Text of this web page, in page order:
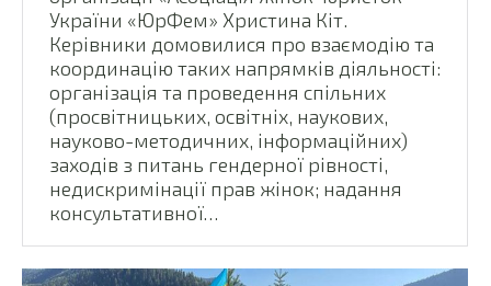
України «ЮрФем» Христина Кіт.
Керівники домовилися про взаємодію та
координацію таких напрямків діяльності:
організація та проведення спільних
(просвітницьких, освітніх, наукових,
науково-методичних, інформаційних)
заходів з питань гендерної рівності,
недискримінації прав жінок; надання
консультативної…